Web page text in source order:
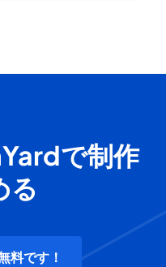
で制作
る
料です！